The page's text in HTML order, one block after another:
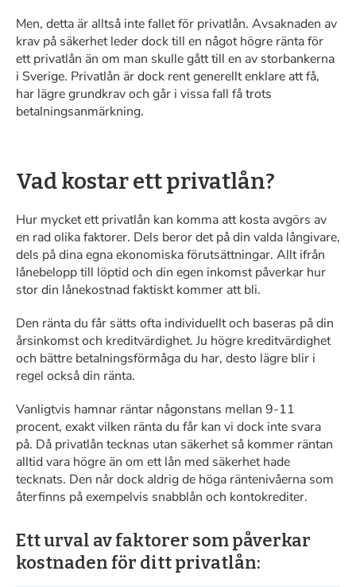
Men, detta är alltså inte fallet för privatlån. Avsaknaden av
krav på säkerhet leder dock till en något högre ränta för
ett privatlån än om man skulle gått till en av storbankerna
i Sverige. Privatlån är dock rent generellt enklare att få,
har lägre grundkrav och går i vissa fall få trots
betalningsanmärkning.
Vad kostar ett privatlån?
Hur mycket ett privatlån kan komma att kosta avgörs av
en rad olika faktorer. Dels beror det på din valda långivare,
dels på dina egna ekonomiska förutsättningar. Allt ifrån
lånebelopp till löptid och din egen inkomst påverkar hur
stor din lånekostnad faktiskt kommer att bli.
Den ränta du får sätts ofta individuellt och baseras på din
årsinkomst och kreditvärdighet. Ju högre kreditvärdighet
och bättre betalningsförmåga du har, desto lägre blir i
regel också din ränta.
Vanligtvis hamnar räntar någonstans mellan 9-11
procent, exakt vilken ränta du får kan vi dock inte svara
på. Då privatlån tecknas utan säkerhet så kommer räntan
alltid vara högre än om ett lån med säkerhet hade
tecknats. Den når dock aldrig de höga räntenivåerna som
återfinns på exempelvis snabblån och kontokrediter.
Ett urval av faktorer som påverkar
kostnaden för ditt privatlån: